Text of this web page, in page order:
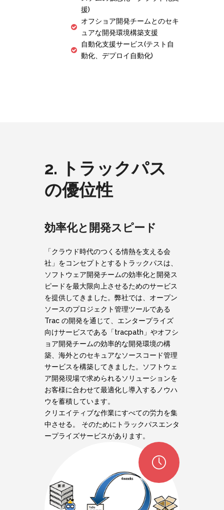
援)
オフショア開発チームとのセキ
ュアな開発環境構築支援
自動化支援サービス(テスト自
動化、デプロイ自動化)
2. トラックパス
の優位性
効率化と開発スピード
「クラウド時代のつくる情熱を支える会
社」をコンセプトとするトラックパスは、
ソフトウェア開発チームの効率化と開発ス
ピードを最大限向上させるためのサービス
を提供してきました。弊社では、オープン
ソースのプロジェクト管理ツールである
Trac の開発を通じて、エンタープライズ
向けサービスである「tracpath」やオフシ
ョア開発チームの効率的な開発環境の構
築、海外とのセキュアなソースコード管理
サービスを構築してきました。ソフトウェ
ア開発現場で求められるソリューションを
お客様に合わせて最適化し導入するノウハ
ウを蓄積しています。
クリエイティブな作業にすべての労力を集
中させる。 そのためにトラックパスエンタ
ープライズサービスがあります。